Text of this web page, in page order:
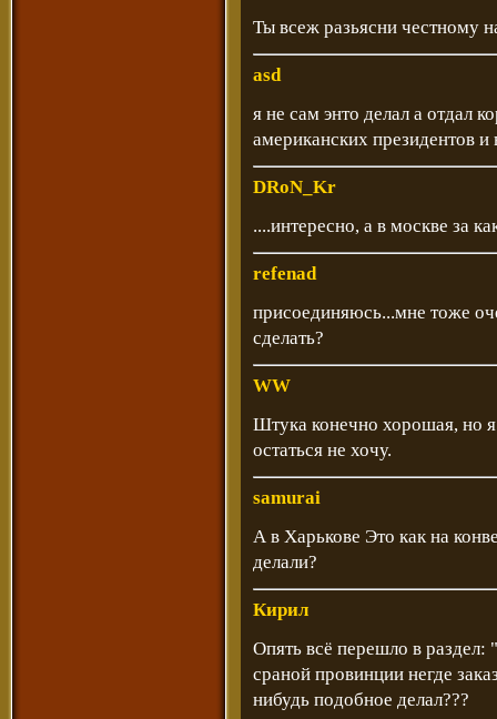
Ты всеж разьясни честному
asd
я не сам энто делал а отдал
американских президентов и
DRoN_Kr
....интересно, а в москве за
refenad
присоединяюсь...мне тоже
сделать?
WW
Штука конечно хорошая, но я
остаться не хочу.
samurai
А в Харькове Это как на
делали?
Кирил
Опять всё перешло в раздел:
сраной провинции негде
нибудь подобное делал???